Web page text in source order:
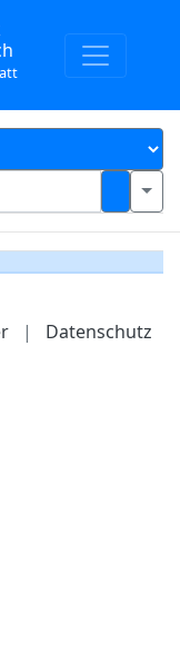
| Datenschutz